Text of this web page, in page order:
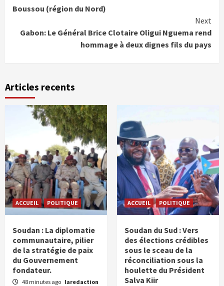
Reading
Boussou (région du Nord)
Next
Gabon: Le Général Brice Clotaire Oligui Nguema rend
hommage à deux dignes fils du pays
Articles recents
ACCUEIL POLITIQUE
Soudan : La diplomatie
communautaire, pilier
de la stratégie de paix
du Gouvernement
fondateur.
48 minutes ago laredaction
ACCUEIL POLITIQUE
Soudan du Sud : Vers
des élections crédibles
sous le sceau de la
réconciliation sous la
houlette du Président
Salva Kiir